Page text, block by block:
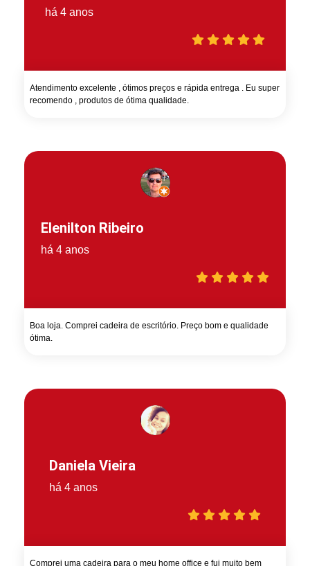
há 4 anos
Atendimento excelente , ótimos preços e rápida entrega . Eu super
recomendo , produtos de ótima qualidade.
Elenilton Ribeiro
há 4 anos
Boa loja. Comprei cadeira de escritório. Preço bom e qualidade
ótima.
Daniela Vieira
há 4 anos
Comprei uma cadeira para o meu home office e fui muito bem